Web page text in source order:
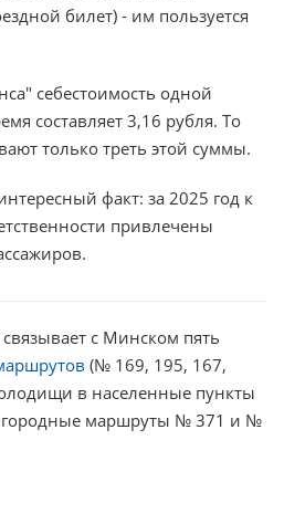
билет) - им пользуется
себестоимость одной
составляет 3,16 рубля. То
только треть этой суммы.
факт: за 2025 год к
привлечены
с Минском пять
(№ 169, 195, 167,
в населенные пункты
маршруты № 371 и №